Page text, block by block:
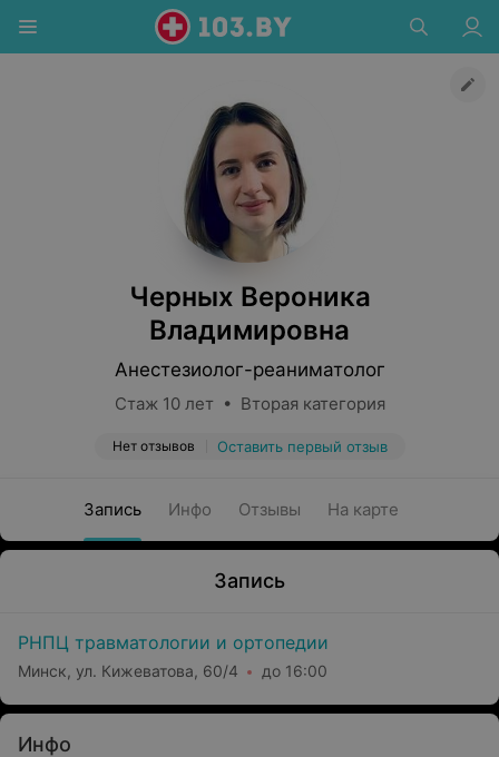
Черных Вероника
Владимировна
Анестезиолог-реаниматолог
Стаж 10 лет • Вторая категория
Нет отзывов Оставить первый отзыв
Запись Инфо Отзывы На карте
Запись
РНПЦ травматологии и ортопедии
Минск, ул. Кижеватова, 60/4 до 16:00
Инфо